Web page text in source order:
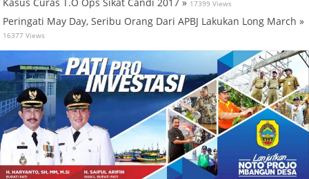
17399 Views
Peringati May Day, Seribu Orang Dari APBJ Lakukan Long March »
16377 Views